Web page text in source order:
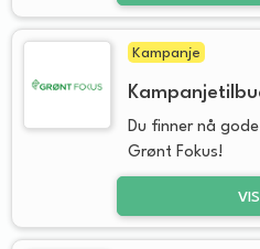
Kampanje
Du finner nå
Grønt Fokus!